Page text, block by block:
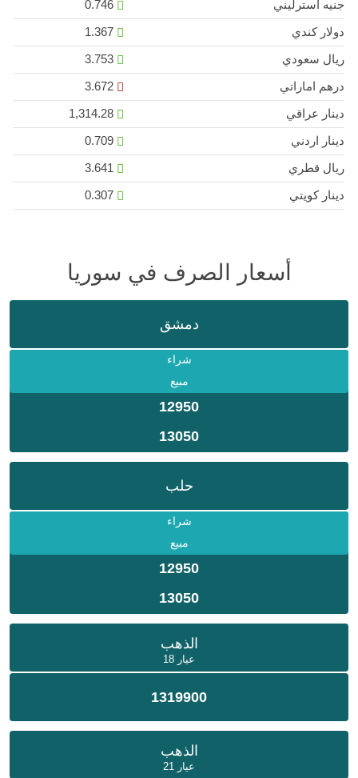
جنيه استرليني
0.746
دولار كندي
1.367
ريال سعودي
3.753
درهم اماراتي
3.672
دينار عراقي
1,314.28
دينار اردني
0.709
ريال قطري
دينار كويتي
0.307
أسعار الصرف في سوريا
دمشق
شراء
مبيع
12950
13050
حلب
شراء
مبيع
12950
13050
الذهب
عيار 18
1319900
الذهب
عيار 21